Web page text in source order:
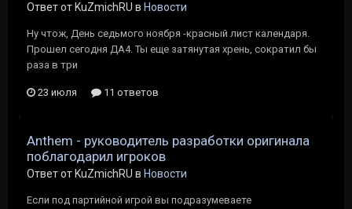
Ответ от KuZmichRU в Новости
Ну чтож, День седьмого ноября -красный лист календаря.
Прошел сегодня ДА4. Ты еще затянутая хрень, сократил бы
раза в три
23 июля 11 ответов
Anthem - руководитель разработки оригинала
поблагодарил игроков
Ответ от KuZmichRU в Новости
Если под партийной игрой вы подразумеваете